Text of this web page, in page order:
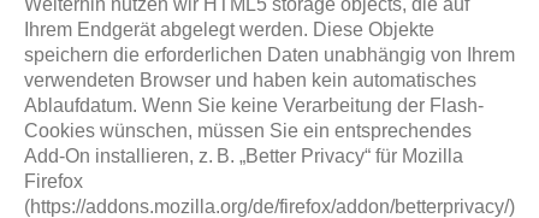
Ihrem Endgerät abgelegt werden. Diese Objekte
speichern die erforderlichen Daten unabhängig von Ihrem
verwendeten Browser und haben kein automatisches
Ablaufdatum. Wenn Sie keine Verarbeitung der Flash-
Cookies wünschen, müssen Sie ein entsprechendes
Add-On installieren, z. B. „Better Privacy“ für Mozilla
Firefox
(https://addons.mozilla.org/de/firefox/addon/betterprivacy/)